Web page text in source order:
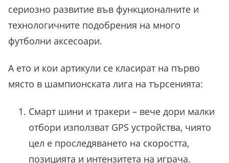
сериозно развитие във функционалните и
технологичните подобрения на много
футболни аксесоари.
А ето и кои артикули се класират на първо
място в шампионската лига на търсенията:
Смарт шини и тракери – вече дори малки
отбори използват GPS устройства, чиято
цел е проследяването на скоростта,
позицията и интензитета на играча.